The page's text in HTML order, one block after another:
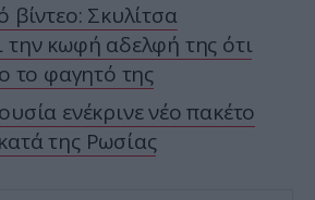
βίντεο: Σκυλίτσα
την κωφή αδελφή της ότι
το φαγητό της
ενέκρινε νέο πακέτο
της Ρωσίας